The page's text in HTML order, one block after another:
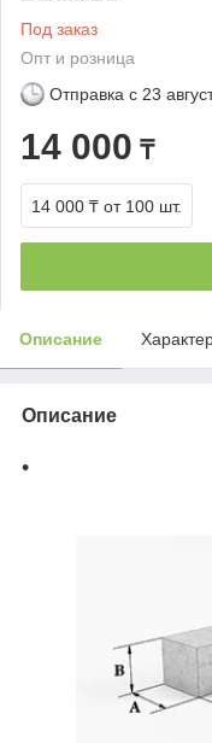
Под заказ
Опт и розница
Отправка с 23
14 000 ₸
14 000 ₸ от 100 шт.
Описание
Описание